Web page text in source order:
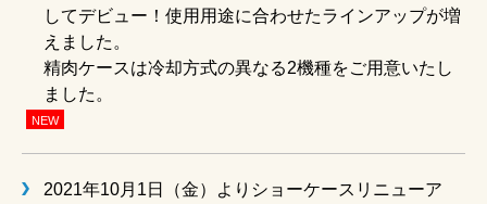
してデビュー！使用用途に合わせたラインアップが増
えました。
精肉ケースは冷却方式の異なる2機種をご用意いたし
ました。
NEW
2021年10月1日（金）よりショーケースリニューア